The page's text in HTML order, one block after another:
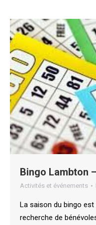
Bingo Lambton
Activités et événements
La saison du bingo
recherche de